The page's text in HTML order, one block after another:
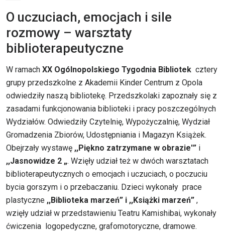
O uczuciach, emocjach i sile
rozmowy – warsztaty
biblioterapeutyczne
W ramach XX Ogólnopolskiego Tygodnia Bibliotek cztery
grupy przedszkolne z Akademii Kinder Centrum z Opola
odwiedziły naszą bibliotekę. Przedszkolaki zapoznały się z
zasadami funkcjonowania biblioteki i pracy poszczególnych
Wydziałów. Odwiedziły Czytelnię, Wypożyczalnię, Wydział
Gromadzenia Zbiorów, Udostępniania i Magazyn Książek.
Obejrzały wystawę ,,Piękno zatrzymane w obrazie'” i
,,Jasnowidze 2 „. Wzięły udział też w dwóch warsztatach
biblioterapeutycznych o emocjach i uczuciach, o poczuciu
bycia gorszym i o przebaczaniu. Dzieci wykonały prace
plastyczne ,,Biblioteka marzeń” i ,,Książki marzeń” ,
wzięły udział w przedstawieniu Teatru Kamishibai, wykonały
ćwiczenia logopedyczne, grafomotoryczne, dramowe.